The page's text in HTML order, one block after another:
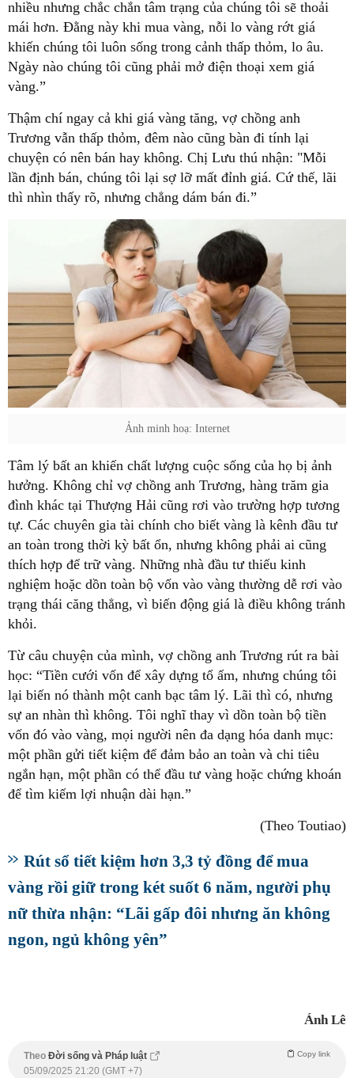
nhiều nhưng chắc chắn tâm trạng của chúng tôi sẽ thoải
mái hơn. Đằng này khi mua vàng, nỗi lo vàng rớt giá
khiến chúng tôi luôn sống trong cảnh thấp thỏm, lo âu.
Ngày nào chúng tôi cũng phải mở điện thoại xem giá
vàng.”
Thậm chí ngay cả khi giá vàng tăng, vợ chồng anh
Trương vẫn thấp thỏm, đêm nào cũng bàn đi tính lại
chuyện có nên bán hay không. Chị Lưu thú nhận: "Mỗi
lần định bán, chúng tôi lại sợ lỡ mất đỉnh giá. Cứ thế, lãi
thì nhìn thấy rõ, nhưng chẳng dám bán đi.”
Ảnh minh hoạ: Internet
Tâm lý bất an khiến chất lượng cuộc sống của họ bị ảnh
hưởng. Không chỉ vợ chồng anh Trương, hàng trăm gia
đình khác tại Thượng Hải cũng rơi vào trường hợp tương
tự. Các chuyên gia tài chính cho biết vàng là kênh đầu tư
an toàn trong thời kỳ bất ổn, nhưng không phải ai cũng
thích hợp để trữ vàng. Những nhà đầu tư thiếu kinh
nghiệm hoặc dồn toàn bộ vốn vào vàng thường dễ rơi vào
trạng thái căng thẳng, vì biến động giá là điều không tránh
khỏi.
Từ câu chuyện của mình, vợ chồng anh Trương rút ra bài
học: “Tiền cưới vốn để xây dựng tổ ấm, nhưng chúng tôi
lại biến nó thành một canh bạc tâm lý. Lãi thì có, nhưng
sự an nhàn thì không. Tôi nghĩ thay vì dồn toàn bộ tiền
vốn đó vào vàng, mọi người nên đa dạng hóa danh mục:
một phần gửi tiết kiệm để đảm bảo an toàn và chi tiêu
ngắn hạn, một phần có thể đầu tư vàng hoặc chứng khoán
để tìm kiếm lợi nhuận dài hạn.”
(Theo Toutiao)
Rút sổ tiết kiệm hơn 3,3 tỷ đồng để mua
vàng rồi giữ trong két suốt 6 năm, người phụ
nữ thừa nhận: “Lãi gấp đôi nhưng ăn không
ngon, ngủ không yên”
Ánh Lê
Theo Đời sống và Pháp luật Copy link
05/09/2025 21:20 (GMT +7)